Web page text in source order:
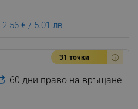
2.56 € / 5.01 лв.
31 точки
60 дни право на връщане